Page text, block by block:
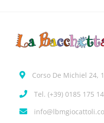
Corso De Michiel 24,
Tel. (+39) 0185 175